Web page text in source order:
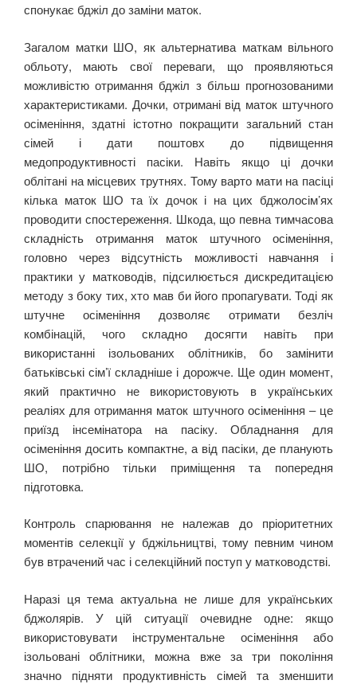
спонукає бджіл до заміни маток.
Загалом матки ШО, як альтернатива маткам вільного
обльоту, мають свої переваги, що проявляються
можливістю отримання бджіл з більш прогнозованими
характеристиками. Дочки, отримані від маток штучного
осіменіння, здатні істотно покращити загальний стан
сімей і дати поштовх до підвищення
медопродуктивності пасіки. Навіть якщо ці дочки
облітані на місцевих трутнях. Тому варто мати на пасіці
кілька маток ШО та їх дочок і на цих бджолосім’ях
проводити спостереження. Шкода, що певна тимчасова
складність отримання маток штучного осіменіння,
головно через відсутність можливості навчання і
практики у матководів, підсилюється дискредитацією
методу з боку тих, хто мав би його пропагувати. Тоді як
штучне осіменіння дозволяє отримати безліч
комбінацій, чого складно досягти навіть при
використанні ізольованих облітників, бо замінити
батьківські сім’ї складніше і дорожче. Ще один момент,
який практично не використовують в українських
реаліях для отримання маток штучного осіменіння ‒ це
приїзд інсемінатора на пасіку. Обладнання для
осіменіння досить компактне, а від пасіки, де планують
ШО, потрібно тільки приміщення та попередня
підготовка.
Контроль спарювання не належав до пріоритетних
моментів селекції у бджільництві, тому певним чином
був втрачений час і селекційний поступ у матководстві.
Наразі ця тема актуальна не лише для українських
бджолярів. У цій ситуації очевидне одне: якщо
використовувати інструментальне осіменіння або
ізольовані облітники, можна вже за три покоління
значно підняти продуктивність сімей та зменшити